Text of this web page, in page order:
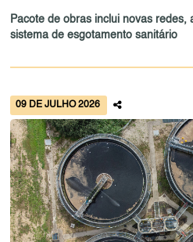
Pacote de obras inclui novas redes,
sistema de esgotamento sanitário
09 DE JULHO 2026